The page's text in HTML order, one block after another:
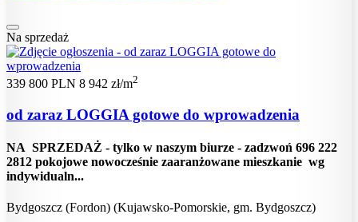
Na sprzedaż
339 800 PLN 8 942 zł/m2
od zaraz LOGGIA gotowe do wprowadzenia
NA SPRZEDAŻ - tylko w naszym biurze - zadzwoń 696 222
2812 pokojowe nowocześnie zaaranżowane mieszkanie wg
indywidualn...
Bydgoszcz (Fordon) (Kujawsko-Pomorskie, gm. Bydgoszcz)